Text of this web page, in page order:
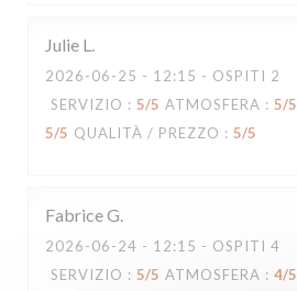
Julie L
2026-06-25 - 12:15 - OSPITI 2
SERVIZIO : 5/5 ATMOSFERA : 5/5
5/5 QUALITÀ / PREZZO : 5/5
FabriceG
2026-06-24 - 12:15 - OSPITI 4
SERVIZIO : 5/5 ATMOSFERA : 4/5